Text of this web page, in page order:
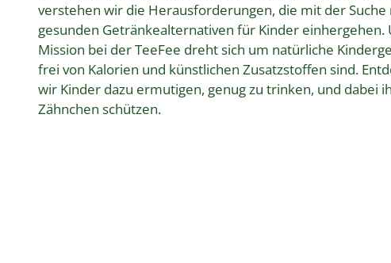
verstehen wir die Herausforderungen, die mit der Suche
gesunden Getränkealternativen für Kinder einhergehen.
Mission bei der TeeFee dreht sich um natürliche
frei von Kalorien und künstlichen Zusatzstoffen sind.
wir Kinder dazu ermutigen, genug zu trinken, und dabei
Zähnchen schützen.